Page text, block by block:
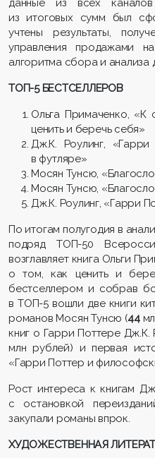
из итоговых сумм был
учтены результаты,
управления продажами
алгоритма сбора и анализа
ТОП-5 БЕСТСЕЛЛЕРОВ
Ольга Примаченко, «К
ценить и беречь себя»
Дж.К. Роулинг,
в футляре»
Мосян Тунсю,
Мосян Тунсю,
Дж.К. Роулинг, «Гарри
По итогам полугодия в
подряд ТОП-50
возглавляет книга Ольги
о том, как ценить и
бестселлером и собрав
в ТОП-5 вошли две книги
романов Мосян Тунсю (44
книг о Гарри Поттере Дж.К.
млн рублей) и первая
«Гарри Поттер и
Рост интереса к книгам
с остановкой
закупали романы впрок.
ХУДОЖЕСТВЕННАЯ